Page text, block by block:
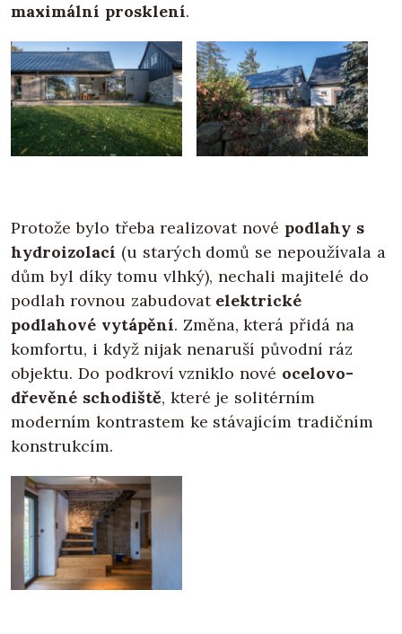
maximální prosklení.
Protože bylo třeba realizovat nové podlahy s
hydroizolací (u starých domů se nepoužívala a
dům byl díky tomu vlhký), nechali majitelé do
podlah rovnou zabudovat elektrické
podlahové vytápění. Změna, která přidá na
komfortu, i když nijak nenaruší původní ráz
objektu. Do podkroví vzniklo nové ocelovo-
dřevěné schodiště, které je solitérním
moderním kontrastem ke stávajícím tradičním
konstrukcím.